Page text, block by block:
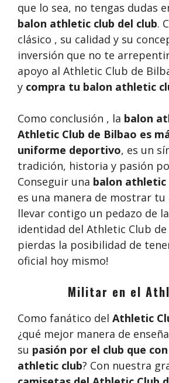
que lo sea, no tengas dudas
balon athletic club del club.
clásico , su calidad y su
inversión que no te
apoyo al Athletic Club de
y compra tu balon athletic
Como conclusión , la balon
Athletic Club de Bilbao es
uniforme deportivo, es un
tradición, historia y pasión
Conseguir una balon athletic
es una manera de mostrar tu
llevar contigo un pedazo de
identidad del Athletic Club de
pierdas la posibilidad de
oficial hoy mismo!
Militar en el
Como fanático del Athletic
¿qué mejor manera de
su pasión por el club que
athletic club? Con nuestra